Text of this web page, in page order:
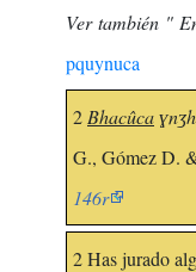
Ver también "
pquynuca
2 Bhacûca
G., Gómez D.
146r
2 Has jurado